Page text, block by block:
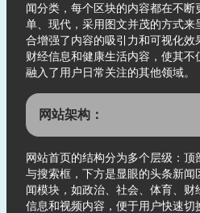
闻分类，每个区块的内容都在不
单、现代，采用图文并茂的方式
合增强了内容的吸引力和可视化
财经信息和健康生活内容，使其
融入了用户日常关注的其他领域。
网站架构：
网站首页的结构分为多个层级：
与搜索框，下方是显眼的头条新
闻模块，如政治、社会、体育、
信息和视频内容，便于用户快速